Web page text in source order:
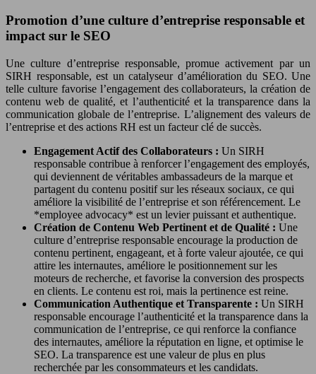
Promotion d’une culture d’entreprise responsable et
impact sur le SEO
Une culture d’entreprise responsable, promue activement par un
SIRH responsable, est un catalyseur d’amélioration du SEO. Une
telle culture favorise l’engagement des collaborateurs, la création de
contenu web de qualité, et l’authenticité et la transparence dans la
communication globale de l’entreprise. L’alignement des valeurs de
l’entreprise et des actions RH est un facteur clé de succès.
Engagement Actif des Collaborateurs : Un SIRH
responsable contribue à renforcer l’engagement des employés,
qui deviennent de véritables ambassadeurs de la marque et
partagent du contenu positif sur les réseaux sociaux, ce qui
améliore la visibilité de l’entreprise et son référencement. Le
*employee advocacy* est un levier puissant et authentique.
Création de Contenu Web Pertinent et de Qualité : Une
culture d’entreprise responsable encourage la production de
contenu pertinent, engageant, et à forte valeur ajoutée, ce qui
attire les internautes, améliore le positionnement sur les
moteurs de recherche, et favorise la conversion des prospects
en clients. Le contenu est roi, mais la pertinence est reine.
Communication Authentique et Transparente : Un SIRH
responsable encourage l’authenticité et la transparence dans la
communication de l’entreprise, ce qui renforce la confiance
des internautes, améliore la réputation en ligne, et optimise le
SEO. La transparence est une valeur de plus en plus
recherchée par les consommateurs et les candidats.